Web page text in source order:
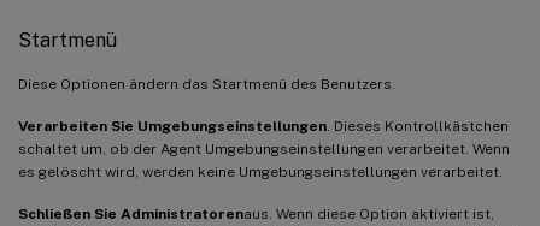
Startmenü
Diese Optionen ändern das Startmenü des Benutzers.
Verarbeiten Sie Umgebungseinstellungen . Dieses Kontrollkästchen
schaltet um, ob der Agent Umgebungseinstellungen verarbeitet. Wenn
es gelöscht wird, werden keine Umgebungseinstellungen verarbeitet.
Schließen Sie Administratorenaus. Wenn diese Option aktiviert ist,